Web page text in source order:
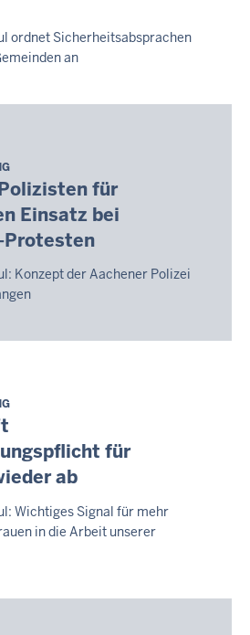
ordnet Sicherheitsabsprachen
an
für
Einsatz bei
Protesten
Konzept der Aachener Polizei
für
ab
Wichtiges Signal für mehr
in die Arbeit unserer